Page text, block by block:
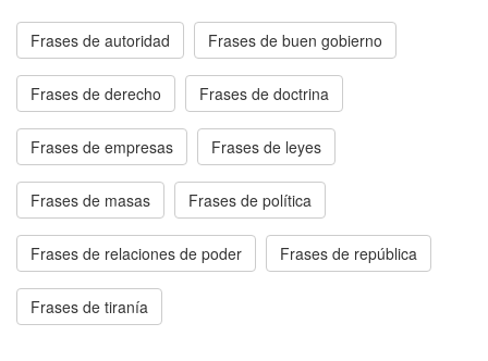
Frases de autoridad Frases de buen gobierno
Frases de derecho Frases de doctrina
Frases de empresas Frases de leyes
Frases de masas Frases de política
Frases de relaciones de poder Frases de república
Frases de tiranía